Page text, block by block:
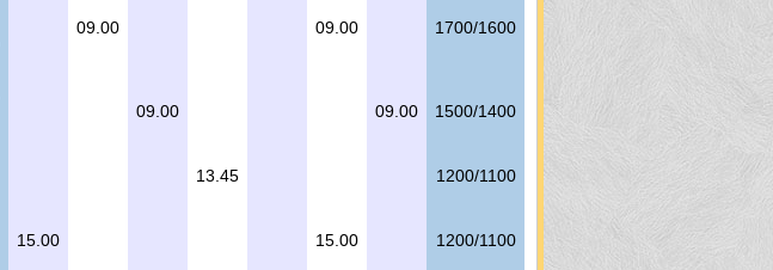
09.00 09.00 1700/1600
09.00 09.00 1500/1400
13.45 1200/1100
15.00 15.00 1200/1100